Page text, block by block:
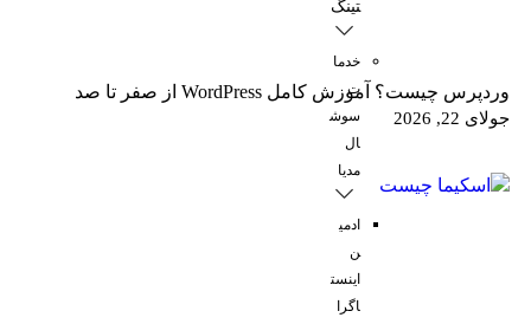
تینگ
خدما
ت
سوش
ال
مدیا
ادمی
ن
اینست
اگرا
وردپرس چیست؟ آموزش کامل WordPress از صفر تا صد
جولای 22, 2026